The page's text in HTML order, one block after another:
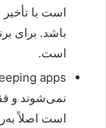
است با
باشد. برای
است.
نمی‌شوند و
است اصلاً